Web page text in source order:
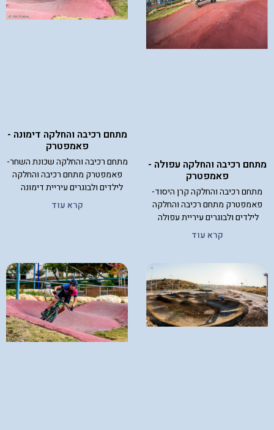
מתחם רכיבה והחלקה עפולה -
פאמפטרק
מתחם רכיבה והחלקה קרן היסוד-
פאמפטרק מתחם רכיבה והחלקה
לילדים ולבוגרים עיריית עפולה
קרא עוד
מתחם רכיבה והחלקה דימונה -
פאמפטרק
מתחם רכיבה והחלקה שכונת השחר-
פאמפטרק מתחם רכיבה והחלקה
לילדים ולבוגרים עיריית דימונה
קרא עוד